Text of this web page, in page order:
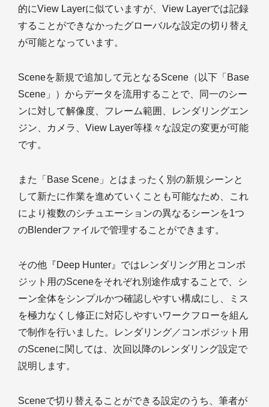
的にView Layerに似ていますが、View Layerでは記録
することができなかったグローバルな設定の切り替え
が可能となっています。
Sceneを新規で追加して元となるScene（以下「Base
Scene」）からデータを流用することで、同一のシー
ンに対して解像度、フレーム範囲、レンダリングエン
ジン、カメラ、View Layer等様々な設定の変更が可能
です。
また「Base Scene」とはまったく別の新規シーンと
して新たに作業を進めていくことも可能なため、これ
により複数のシチュエーションの異なるシーンを1つ
のBlenderファイルで管理することができます。
その他『Deep Hunter』ではレンダリング用とコンポ
ジット用のSceneをそれぞれ別途作成することで、シ
ーン全体をシンプルかつ確認しやすい構成にし、ミス
を極力なくし修正に対応しやすいワークフローを組ん
で制作を行いました。レンダリング／コンポジット用
のSceneに関しては、次回以降のレンダリング設定で
説明します。
Sceneで切り替えることができる設定のうち、筆者が